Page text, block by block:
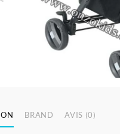
BRAND AVIS (0)